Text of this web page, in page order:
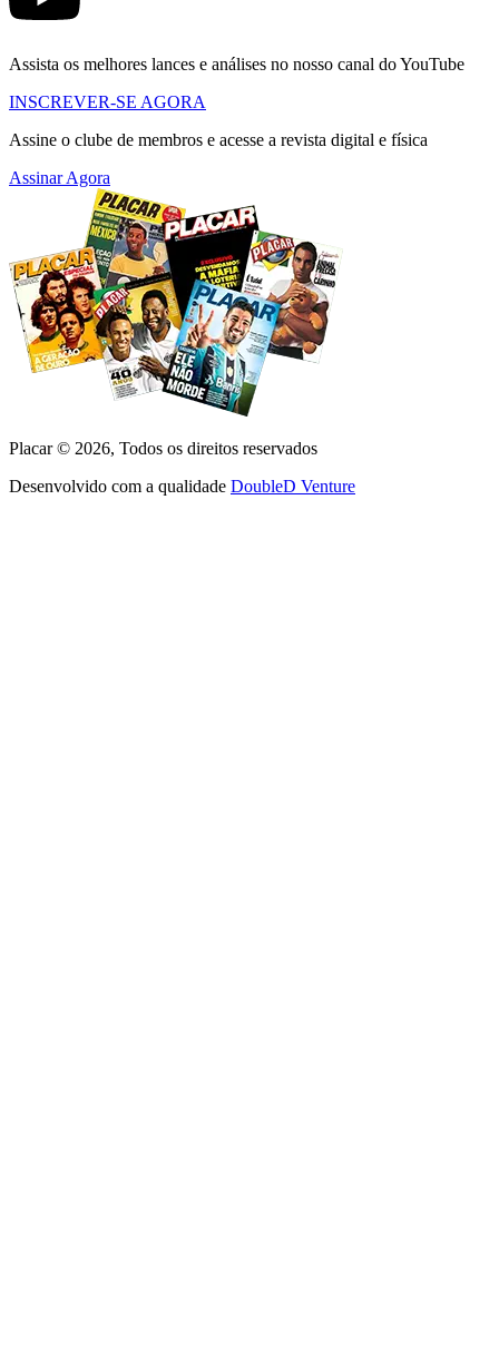
Assista os melhores lances e análises no nosso canal do YouTube
INSCREVER-SE AGORA
Assine o clube de membros e acesse a revista digital e física
Assinar Agora
Placar © 2026, Todos os direitos reservados
Desenvolvido com a qualidade DoubleD Venture